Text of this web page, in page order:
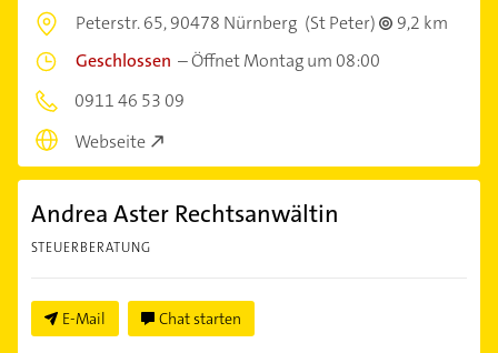
Peterstr. 65,90478 Nürnberg (St Peter)
9,2 km
Geschlossen –Öffnet Montag um 08:00
0911 46 53 09
Webseite
Andrea Aster Rechtsanwältin
STEUERBERATUNG
E-Mail Chat starten